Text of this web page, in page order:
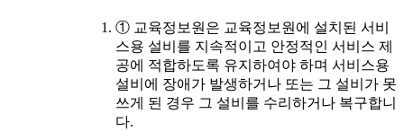
① 교육정보원은 교육정보원에 설치된 서비
스용 설비를 지속적이고 안정적인 서비스 제
공에 적합하도록 유지하여야 하며 서비스용
설비에 장애가 발생하거나 또는 그 설비가 못
쓰게 된 경우 그 설비를 수리하거나 복구합니
다.